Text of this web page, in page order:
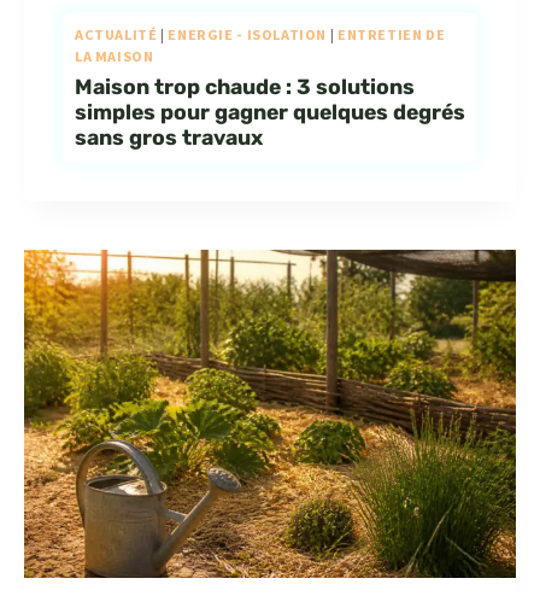
ACTUALITÉ | ENERGIE - ISOLATION | ENTRETIEN DE
LA MAISON
Maison trop chaude : 3 solutions
simples pour gagner quelques degrés
sans gros travaux